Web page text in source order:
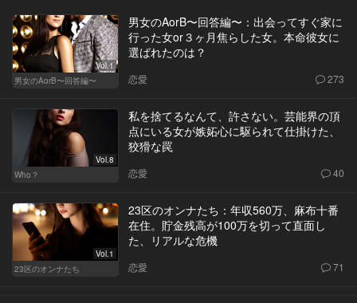
Vol.1
男女のAorB〜回答編〜
男女のAorB〜回答編〜：出会ってすぐ家に
行った女or３ヶ月焦らした女。本命彼女に
選ばれたのは？
恋愛 273
Vol.8
Who？
私を捨てるなんて、許さない。芸能界の頂
点にいる女が嫉妬心に駆られて仕掛けた、
狡猾な罠
恋愛 40
Vol.1
23区のオンナたち
23区のオンナたち：年収560万、麻布十番
在住。貯金残高が100万を切って直面し
た、リアルな危機
恋愛 71